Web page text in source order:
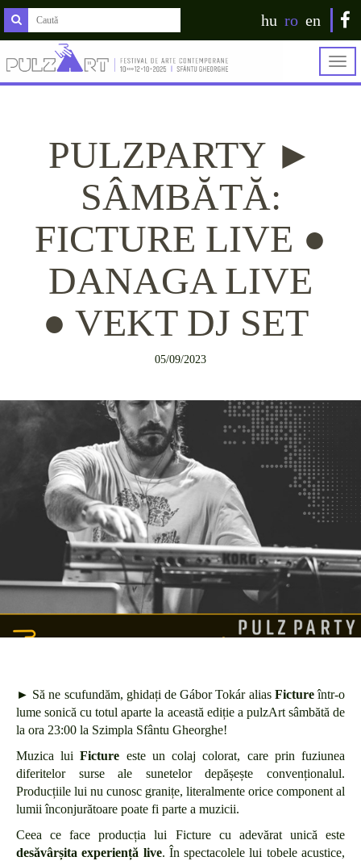
hu ro en
PULZPARTY ►
SÂMBĂTĂ:
FICTURE LIVE ●
DANAGA LIVE
● VEKT DJ SET
05/09/2023
► Să ne scufundăm, ghidați de Gábor Tokár alias Fictureîntr-o
lume sonică cu totul aparte la această ediție a pulzArt sâmbătă de
la ora 23:00 la Szimpla Sfântu Gheorghe!
Muzica luiFicture este un colaj colorat, care prin fuziunea
diferitelor surse ale sunetelor depășește convenționalul.
Producțiile lui nu cunosc granițe, literalmente orice component al
lumii înconjurătoare poate fi parte a muzicii.
Ceea ce face producția lui Ficture cu adevărat unică este
desăvârșita experiență live. În spectacolele lui tobele acustice,